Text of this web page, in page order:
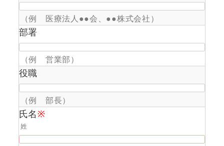
（例 医療法人●●会、●●株式会社）
部署
（例 営業部）
役職
（例 部長）
氏名 ※
姓